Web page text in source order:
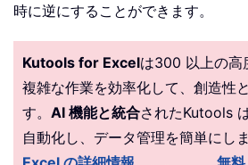
時に逆にすることができます。
Kutools for Excelは300 以上の高
複雑な作業を効率化して、創造性
す。 AI 機能と統合されたKutools
自動化し、データ管理を簡単にしま